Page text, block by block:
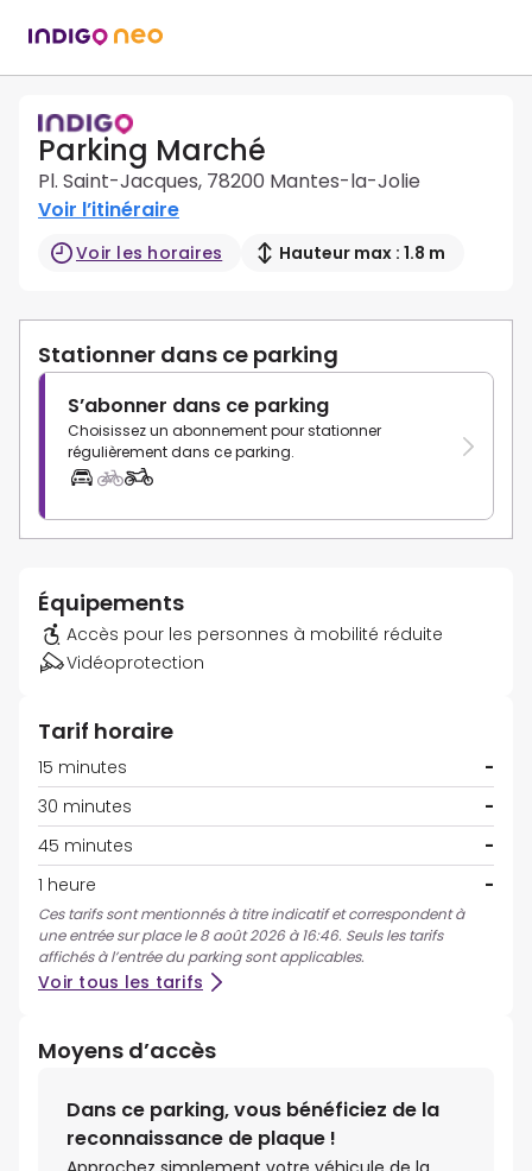
Parking Marché
Pl. Saint-Jacques, 78200 Mantes-la-Jolie
Voir l’itinéraire
Voir les horaires Hauteur max : 1.8 m
Stationner dans ce parking
S’abonner dans ce parking
Choisissez un abonnement pour stationner
régulièrement dans ce parking.
Équipements
Accès pour les personnes à mobilité réduite
Vidéoprotection
Tarif horaire
15 minutes
-
30 minutes
-
45 minutes
-
1 heure
-
Ces tarifs sont mentionnés à titre indicatif et correspondent à
une entrée sur place le 8 août 2026 à 16:46. Seuls les tarifs
affichés à l’entrée du parking sont applicables.
Voir tous les tarifs
Moyens d’accès
Dans ce parking, vous bénéficiez de la
reconnaissance de plaque !